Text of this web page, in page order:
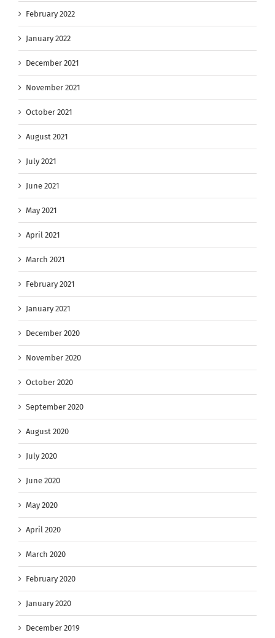
February 2022
January 2022
December 2021
November 2021
October 2021
August 2021
July 2021
June 2021
May 2021
April 2021
March 2021
February 2021
January 2021
December 2020
November 2020
October 2020
September 2020
August 2020
July 2020
June 2020
May 2020
April 2020
March 2020
February 2020
January 2020
December 2019